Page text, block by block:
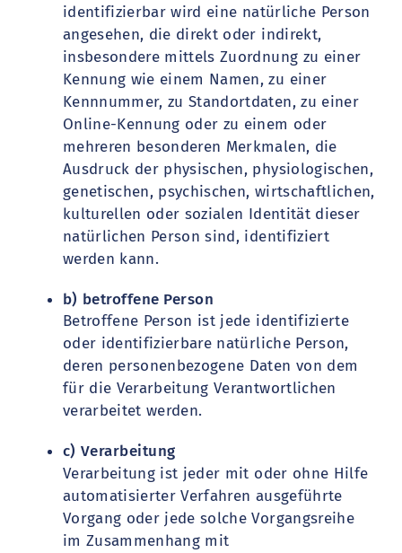
identifizierbar wird eine natürliche Person
angesehen, die direkt oder indirekt,
insbesondere mittels Zuordnung zu einer
Kennung wie einem Namen, zu einer
Kennnummer, zu Standortdaten, zu einer
Online-Kennung oder zu einem oder
mehreren besonderen Merkmalen, die
Ausdruck der physischen, physiologischen,
genetischen, psychischen, wirtschaftlichen,
kulturellen oder sozialen Identität dieser
natürlichen Person sind, identifiziert
werden kann.
b) betroffene Person
Betroffene Person ist jede identifizierte
oder identifizierbare natürliche Person,
deren personenbezogene Daten von dem
für die Verarbeitung Verantwortlichen
verarbeitet werden.
c) Verarbeitung
Verarbeitung ist jeder mit oder ohne Hilfe
automatisierter Verfahren ausgeführte
Vorgang oder jede solche Vorgangsreihe
im Zusammenhang mit